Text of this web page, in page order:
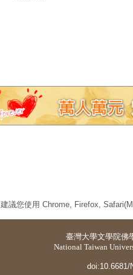
建議您使用 Chrome, Firefox,
臺灣大學文學院佛
National Taiwan
doi:10.6681/